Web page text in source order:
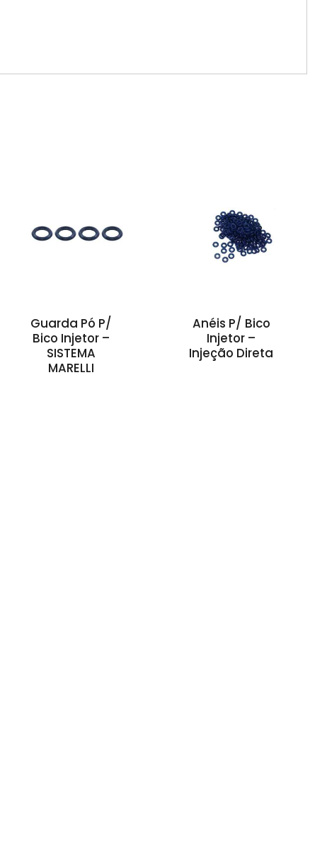
Guarda Pó P/
Bico Injetor –
SISTEMA
MARELLI
Anéis P/ Bico
Injetor –
Injeção Direta